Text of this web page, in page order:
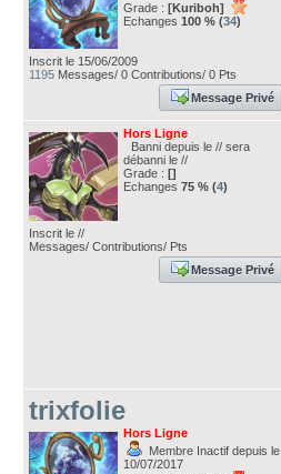
Grade : [Kuriboh]
Echanges 100 % (34)
Inscrit le 15/06/2009
1195 Messages/ 0 Contributions/ 0 Pts
Message Privé
Hors Ligne
Banni depuis le // sera
débanni le //
Grade : []
Echanges 75 % (4)
Inscrit le //
Messages/ Contributions/ Pts
Message Privé
trixfolie
Hors Ligne
Membre Inactif depuis le
10/07/2017